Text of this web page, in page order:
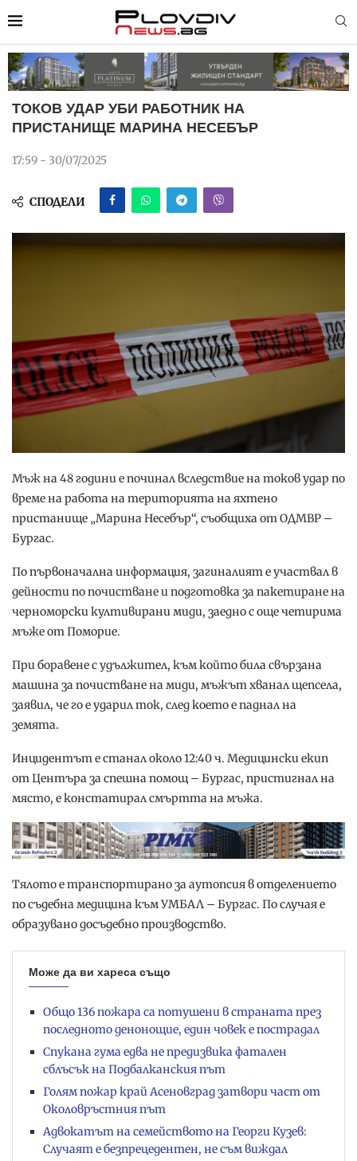
ТОКОВ УДАР УБИ РАБОТНИК НА
ПРИСТАНИЩЕ МАРИНА НЕСЕБЪР
17:59 - 30/07/2025
СПОДЕЛИ
Мъж на 48 години е починал вследствие на токов удар по
време на работа на територията на яхтено
пристанище „Марина Несебър“, съобщиха от ОДМВР –
Бургас.
По първоначална информация, загиналият е участвал в
дейности по почистване и подготовка за пакетиране на
черноморски култивирани миди, заедно с още четирима
мъже от Поморие.
При боравене с удължител, към който била свързана
машина за почистване на миди, мъжът хванал щепсела,
заявил, че го е ударил ток, след което е паднал на
земята.
Инцидентът е станал около 12:40 ч. Медицински екип
от Центъра за спешна помощ – Бургас, пристигнал на
място, е констатирал смъртта на мъжа.
Тялото е транспортирано за аутопсия в отделението
по съдебна медицина към УМБАЛ – Бургас. По случая е
образувано досъдебно производство.
Може да ви хареса също
Общо 136 пожара са потушени в страната през
последното денонощие, един човек е пострадал
Спукана гума едва не предизвика фатален
сблъсък на Подбалканския път
Голям пожар край Асеновград затвори част от
Околовръстния път
Адвокатът на семейството на Георги Кузев:
Случаят е безпрецедентен, не съм виждал